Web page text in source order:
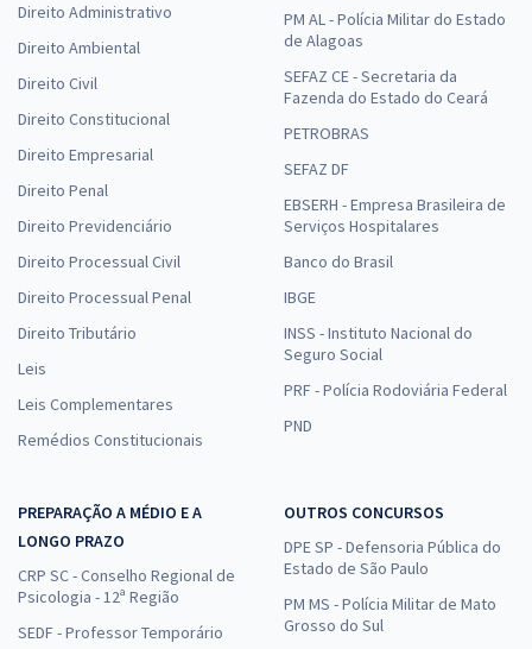
Direito Administrativo
Direito Ambiental
Direito Civil
Direito Constitucional
Direito Empresarial
Direito Penal
Direito Previdenciário
Direito Processual Civil
Direito Processual Penal
Direito Tributário
Leis
Leis Complementares
Remédios Constitucionais
PM AL - Polícia Militar do Estado
de Alagoas
SEFAZ CE - Secretaria da
Fazenda do Estado do Ceará
PETROBRAS
SEFAZ DF
EBSERH - Empresa Brasileira de
Serviços Hospitalares
Banco do Brasil
IBGE
INSS - Instituto Nacional do
Seguro Social
PRF - Polícia Rodoviária Federal
PND
PREPARAÇÃO A MÉDIO E A
LONGO PRAZO
CRP SC - Conselho Regional de
Psicologia - 12ª Região
SEDF - Professor Temporário
OUTROS CONCURSOS
DPE SP - Defensoria Pública do
Estado de São Paulo
PM MS - Polícia Militar de Mato
Grosso do Sul